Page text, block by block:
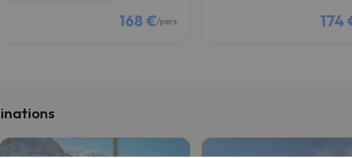
168 €/pers. 174